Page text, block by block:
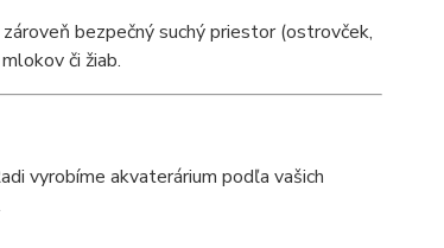
bezpečný suchý priestor (ostrovček,
či žiab.
vyrobíme akvaterárium podľa vašich